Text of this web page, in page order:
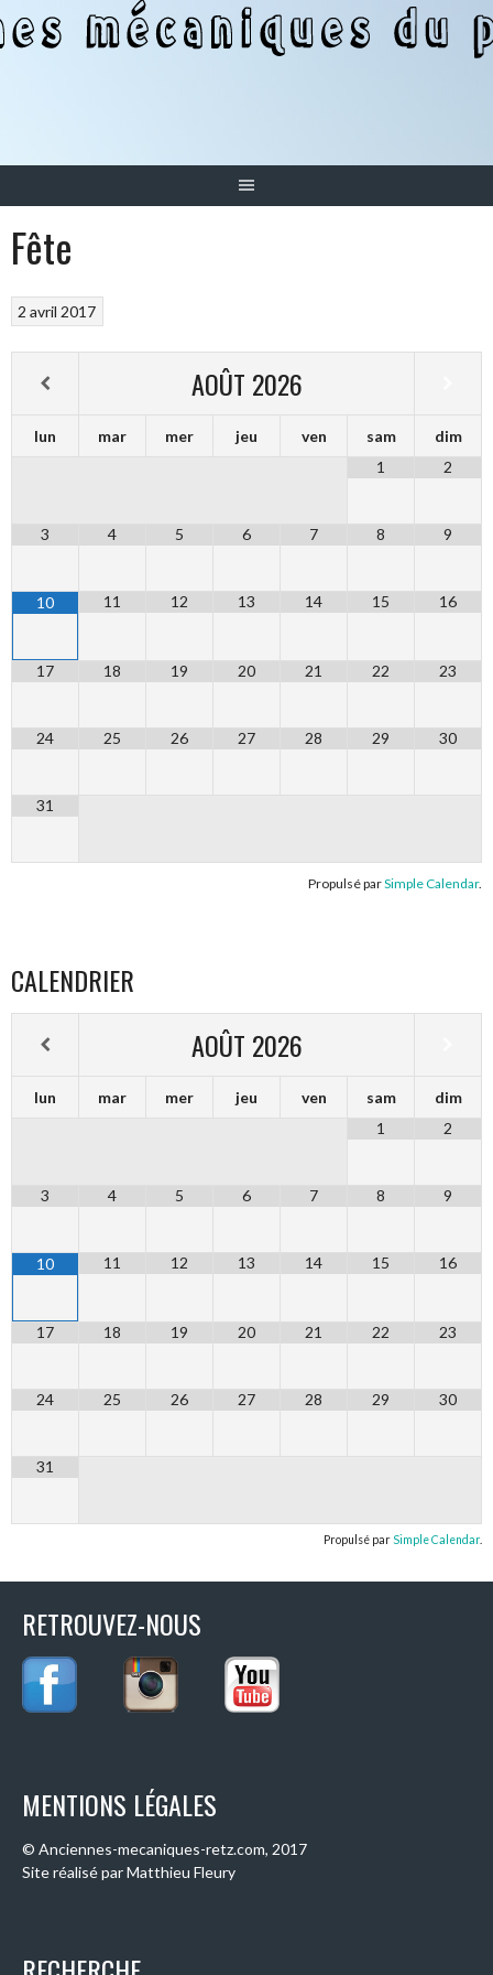
au
Fête
2 avril 2017
AOÛT 2026
lun mar mer jeu ven sam
dim
1
2
3 4 5 6 7 8 9
10 11 12 13 14 15 16
17 18 19 20 21 22 23
24 25 26 27 28 29 30
31
Propulsé parSimple Calendar.
CALENDRIER
AOÛT 2026
lun mar mer jeu ven sam
dim
1
2
3 4 5 6 7 8 9
10 11 12 13 14 15 16
17 18 19 20 21 22 23
24 25 26 27 28 29 30
31
Propulsé par Simple Calendar.
RETROUVEZ-NOUS
MENTIONS LÉGALES
© Anciennes-mecaniques-retz.com, 2017
Site réalisé par Matthieu Fleury